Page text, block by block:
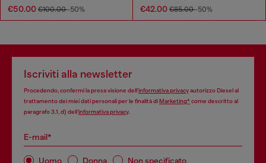
€50.00 €100.00-50% €42.00 €85.00-50%
Iscriviti alla newsletter
Procedendo, confermi la presa visione dell’informativa privacyautorizzo Diesel al
trattamento dei miei dati personali per le finalità diMarketing*come descritto al
paragrafo 3.1, d) dell’informativa privacy.
E-mail*
Uomo Donna Non specificato